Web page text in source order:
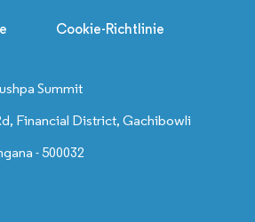
Cookie-Richtlinie
Summit
Financial District, Gachibowli
- 500032